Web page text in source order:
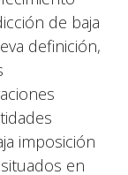
de baja
definición,
imposición
en